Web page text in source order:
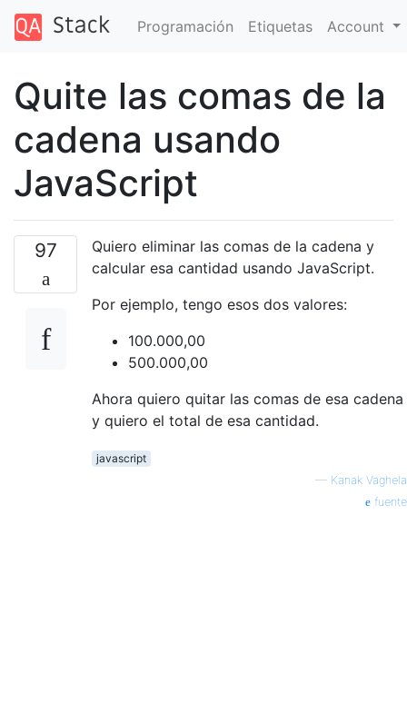
Programación Etiquetas Account
Quite las comas de la
cadena usando
JavaScript
97
Quiero eliminar las comas de la cadena y
calcular esa cantidad usando JavaScript.
Por ejemplo, tengo esos dos valores:
100.000,00
500.000,00
Ahora quiero quitar las comas de esa cadena
y quiero el total de esa cantidad.
javascript
— Kanak Vaghela
fuente